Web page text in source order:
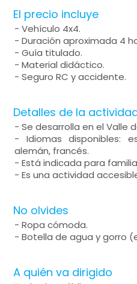
El precio incluye
- Vehículo 4x4.
- Duración aproximada 4
- Guía titulado.
- Material didáctico.
- Seguro RC y accidente.
Detalles de la
- Se desarrolla en el Valle
- Idiomas disponibles:
alemán, francés.
- Está indicada para
- Es una actividad
No olvides
- Ropa cómoda.
- Botella de agua y gorro
A quién va dirigido